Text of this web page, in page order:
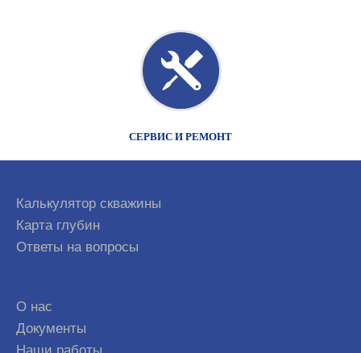
СЕРВИС И РЕМОНТ
Калькулятор скважины
Карта глубин
Ответы на вопросы
О нас
Документы